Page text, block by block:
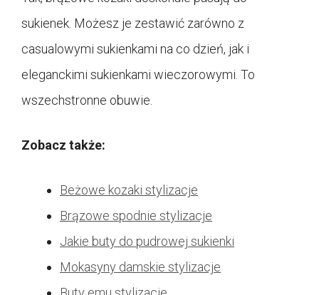
sukienek. Możesz je zestawić zarówno z
casualowymi sukienkami na co dzień, jak i
eleganckimi sukienkami wieczorowymi. To
wszechstronne obuwie.
Zobacz także:
Beżowe kozaki stylizacje
Brązowe spodnie stylizacje
Jakie buty do pudrowej sukienki
Mokasyny damskie stylizacje